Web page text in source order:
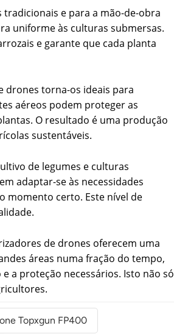
e para a mão-de-obra
uniforme às culturas submersas.
e garante que cada planta
drones torna-os ideais para
aéreos podem proteger as
O resultado é uma produção
sustentáveis.
de legumes e culturas
adaptar-se às necessidades
momento certo. Este nível de
de drones oferecem uma
áreas numa fração do tempo,
a proteção necessários. Isto não só
Topxgun FP400